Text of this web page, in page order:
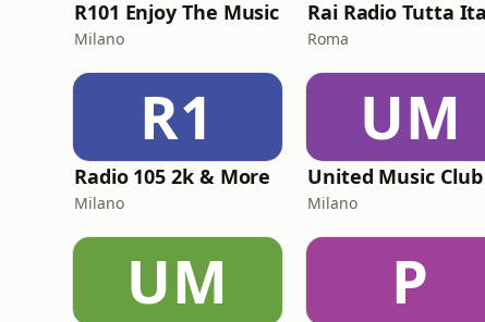
R101 Enjoy The Music
Milano Roma
R1
Radio 105 2k & More
Milano
UM
Milano
UM P